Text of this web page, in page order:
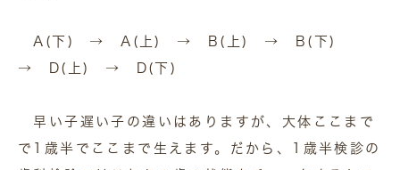
A(下) → A(上) → B(上) → B(下)
→ D(上) → D(下)
早い子遅い子の違いはありますが、大体ここまで
で1歳半でここまで生えます。だから、1歳半検診の